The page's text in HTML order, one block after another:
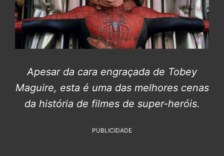
Apesar da cara engraçada de Tobey
Maguire, esta é uma das melhores cenas
da história de filmes de super-heróis.
PUBLICIDADE